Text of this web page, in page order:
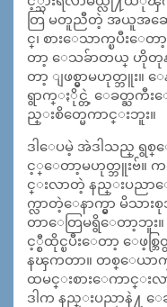
တြ မတူညီတဲ့ အယူအဆ
င္၊ စားေသာက္ၿပီး
တာ့ ေသခ်ာတယ္ ဟိုတု
တာ့ ျဖစ္မွာမဟုတ္ဘူး။
ရွာက္ႏိုင္တဲ့ ေခတ္ႀကီး
ည္းစိတ္မေကာင္းဘူး။
ဒါေပမဲ့ အဲဒါသည္ ရွ
င့္ေတာ့မဟုတ္ဘူးဗ်။
င္းလာတဲ့ နည္းပညာ
က္လာတဲ့ေနာက္မွာ မိသား
တာေတြမရွိေတာ့ဘူး
င့္စီထိုင္ၿပီးေတာ့ ေဖ့စ္ဘ
နၾကတာ။ တစ္ေယာက္
ထမင္းစားေကာင္းလ
ဒါက နည္းပညာနဲ႔ ေ